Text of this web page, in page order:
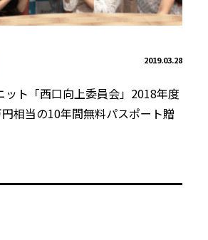
2019.03.28
ット「西口向上委員会」2018年度
相当の10年間無料パスポート贈